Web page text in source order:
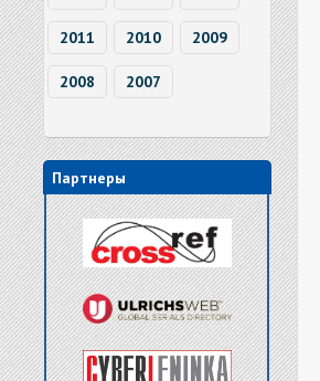
2011 2010 2009
2008 2007
Партнеры